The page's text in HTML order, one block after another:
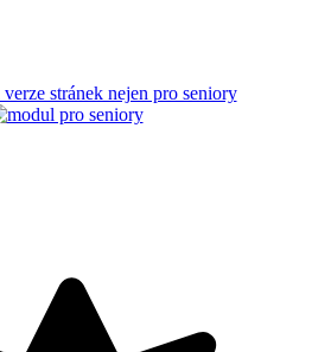
stránek nejen pro seniory